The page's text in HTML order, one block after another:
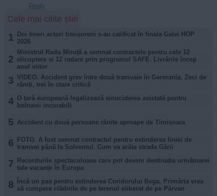
Reply
Cele mai citite știri
1
Doi tineri actori timișoreni s-au calificat în finala Galei HOP
2026
2
Ministrul Radu Miruță a semnat contractele pentru cele 12
elicoptere și 12 radare prin programul SAFE. Livrările încep
anul viitor
3 VIDEO. Accident grav între două tramvaie în Germania. Zeci de
răniți, trei în stare critică
4 O țară europeană legalizează sinuciderea asistată pentru
bolnavii incurabili
5 Accident cu două persoane rănite aproape de Timișoara
6
FOTO. A fost semnat contractul pentru extinderea liniei de
tramvai până la Solventul. Cum va arăta strada Gării
7
Recordurile spectaculoase care pot deveni destinația următoarei
tale vacanțe în Europa
8
Încă un pas pentru extinderea Coridorului Bega. Primăria vrea
să cumpere clădirile de pe terenul eliberat de pe Pârvan